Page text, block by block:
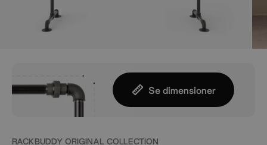
Se dimensioner
RACKBUDDY ORIGINAL COLLECTION